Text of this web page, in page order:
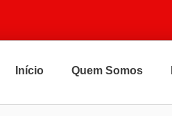
Início Quem Somos